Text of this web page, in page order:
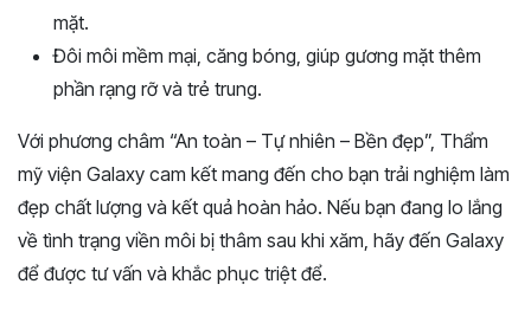
mặt.
Đôi môi mềm mại, căng bóng, giúp gương mặt thêm
phần rạng rỡ và trẻ trung.
Với phương châm “An toàn – Tự nhiên – Bền đẹp”, Thẩm
mỹ viện Galaxy cam kết mang đến cho bạn trải nghiệm làm
đẹp chất lượng và kết quả hoàn hảo. Nếu bạn đang lo lắng
về tình trạng viền môi bị thâm sau khi xăm, hãy đến Galaxy
để được tư vấn và khắc phục triệt để.